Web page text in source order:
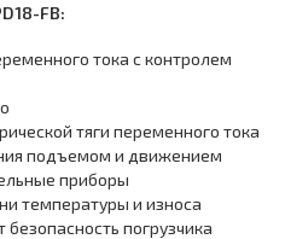
FB:
тока с контролем
тяги переменного тока
подъемом и движением
приборы
температуры и износа
погрузчика